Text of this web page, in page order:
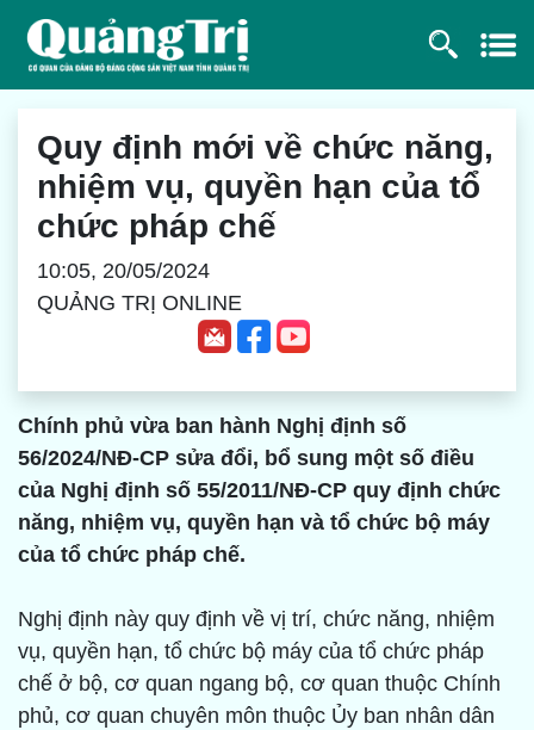
Quy định mới về chức năng,
nhiệm vụ, quyền hạn của tổ
chức pháp chế
10:05, 20/05/2024
QUẢNG TRỊ ONLINE
Chính phủ vừa ban hành Nghị định số
56/2024/NĐ-CP sửa đổi, bổ sung một số điều
của Nghị định số 55/2011/NĐ-CP quy định chức
năng, nhiệm vụ, quyền hạn và tổ chức bộ máy
của tổ chức pháp chế.
Nghị định này quy định về vị trí, chức năng, nhiệm
vụ, quyền hạn, tổ chức bộ máy của tổ chức pháp
chế ở bộ, cơ quan ngang bộ, cơ quan thuộc Chính
phủ, cơ quan chuyên môn thuộc Ủy ban nhân dân